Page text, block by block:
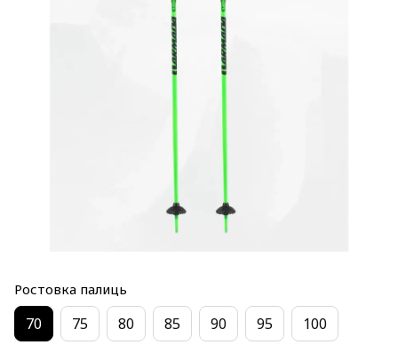
Ростовка палиць
70 75 80 85 90 95 100